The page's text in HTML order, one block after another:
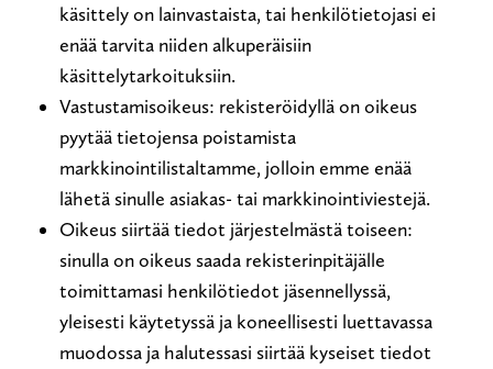
käsittely on lainvastaista, tai henkilötietojasi ei
enää tarvita niiden alkuperäisiin
käsittelytarkoituksiin.
Vastustamisoikeus: rekisteröidyllä on oikeus
pyytää tietojensa poistamista
markkinointilistaltamme, jolloin emme enää
lähetä sinulle asiakas- tai markkinointiviestejä.
Oikeus siirtää tiedot järjestelmästä toiseen:
sinulla on oikeus saada rekisterinpitäjälle
toimittamasi henkilötiedot jäsennellyssä,
yleisesti käytetyssä ja koneellisesti luettavassa
muodossa ja halutessasi siirtää kyseiset tiedot